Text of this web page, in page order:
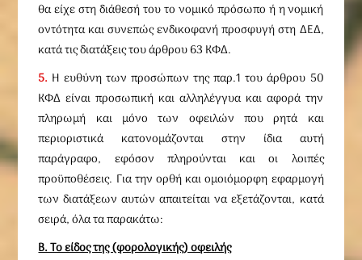
θα είχε στη διάθεσή του το νομικό πρόσωπο ή η νομική
οντότητα και συνεπώς ενδικοφανή προσφυγή στη ΔΕΔ,
κατά τις διατάξεις του άρθρου 63 ΚΦΔ.
5. Η ευθύνη των προσώπων της παρ.1 του άρθρου 50
ΚΦΔ είναι προσωπική και αλληλέγγυα και αφορά την
πληρωμή και μόνο των οφειλών που ρητά και
περιοριστικά κατονομάζονται στην ίδια αυτή
παράγραφο, εφόσον πληρούνται και οι λοιπές
προϋποθέσεις. Για την ορθή και ομοιόμορφη εφαρμογή
των διατάξεων αυτών απαιτείται να εξετάζονται, κατά
σειρά, όλα τα παρακάτω:
Β. Το είδος της (φορολογικής) οφειλής